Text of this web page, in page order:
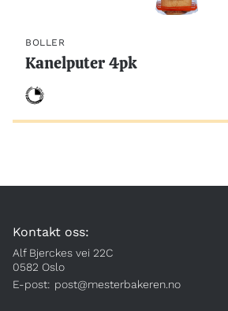
BOLLER
Kanelputer 4pk
Kontakt oss:
Alf Bjerckes vei 22C
0582 Oslo
E-post: post@mesterbakeren.no